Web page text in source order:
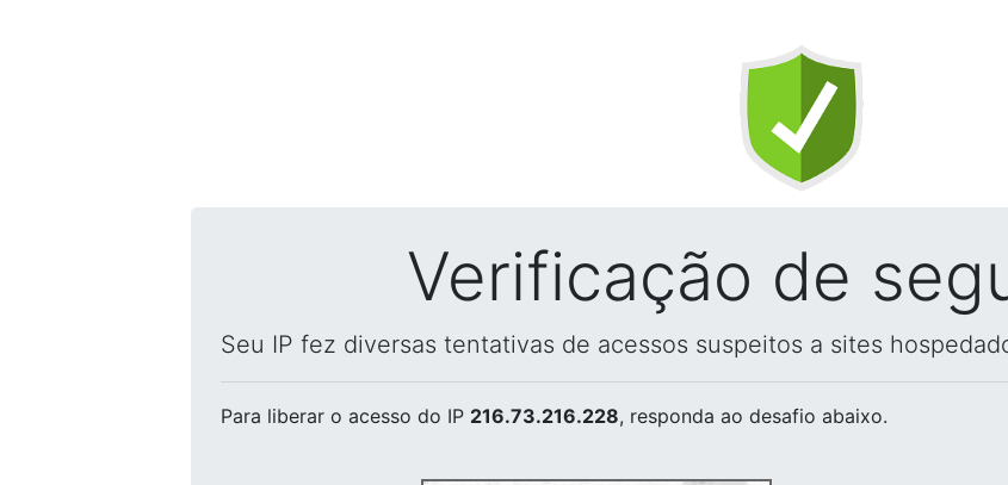
Verificação de
Seu IP fez diversas tentativas de acessos suspeitos a sites
Para liberar o acesso do IP 216.73.216.228, responda ao desafio abaixo.